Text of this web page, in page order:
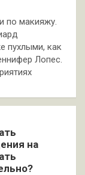
по макияжу.
пухлыми, как
Лопес.
на